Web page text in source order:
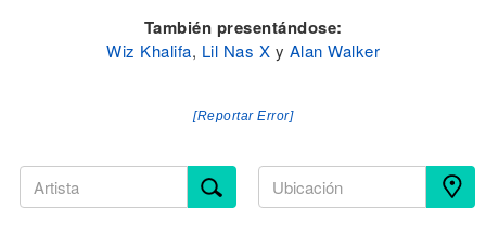
También presentándose:
Wiz Khalifa, Lil Nas X y Alan Walker
[Reportar Error]